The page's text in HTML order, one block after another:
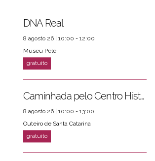
DNA Real
8 agosto 26 | 10:00 - 12:00
Museu Pelé
Caminhada pelo Centro Histórico
8 agosto 26 | 10:00 - 13:00
Outeiro de Santa Catarina